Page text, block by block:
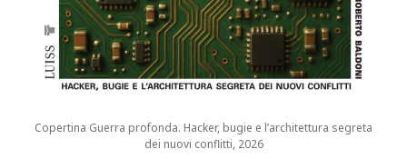
Copertina Guerra profonda. Hacker, bugie e l’architettura segreta
dei nuovi conflitti, 2026